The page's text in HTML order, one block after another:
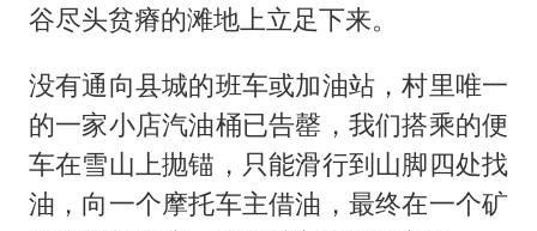
谷尽头贫瘠的滩地上立足下来。
没有通向县城的班车或加油站，村里唯一
的一家小店汽油桶已告罄，我们搭乘的便
车在雪山上抛锚，只能滑行到山脚四处找
油，向一个摩托车主借油，最终在一个矿